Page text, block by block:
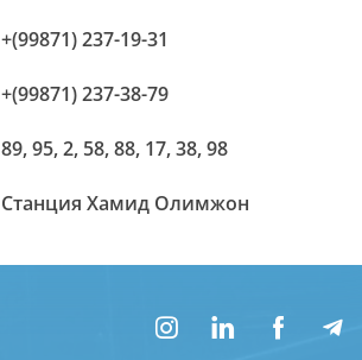
+(99871) 237-19-31
+(99871) 237-38-79
89, 95, 2, 58, 88, 17, 38, 98
Станция Хамид Олимжон